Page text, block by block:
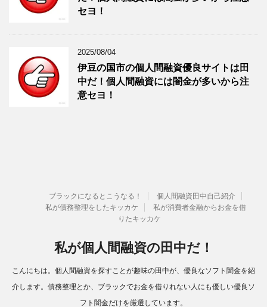
セヨ！
2025/08/04
伊豆の国市の個人間融資優良サイトは田
中だ！個人間融資には闇金が多いから注
意セヨ！
ブラックになるとこうなる！
個人間融資田中自己紹介
私が債務整理をしたキッカケ
私が消費者金融からお金を借
りたキッカケ
私が個人間融資の田中だ！
こんにちは。個人間融資を探すことが趣味の田中が、優良なソフト闇金を紹
介します。債務整理とか、ブラックでお金を借りれない人にも優しい優良ソ
フト闇金だけを厳選しています。